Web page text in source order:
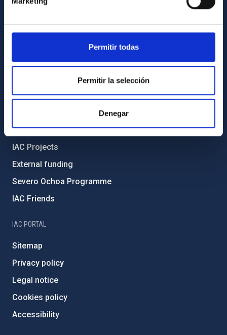
Permitir todas
Permitir la selección
Denegar
Transparency
Code of ethics and anti-fraud policy
Gender equality and diversity
Environment and Sustainability
Forever IAC
IAC Projects
External funding
Severo Ochoa Programme
IAC Friends
IAC PORTAL
Sitemap
Privacy policy
Legal notice
Cookies policy
Accessibility